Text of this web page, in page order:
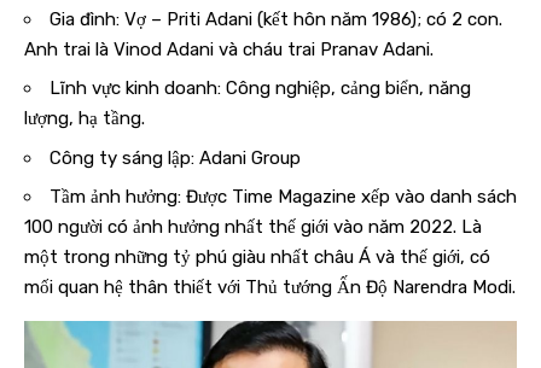
Gia đình: Vợ – Priti Adani (kết hôn năm 1986); có 2 con.
Anh trai là Vinod Adani và cháu trai Pranav Adani.
Lĩnh vực kinh doanh: Công nghiệp, cảng biển, năng
lượng, hạ tầng.
Công ty sáng lập: Adani Group
Tầm ảnh hưởng: Được Time Magazine xếp vào danh sách
100 người có ảnh hưởng nhất thế giới vào năm 2022. Là
một trong những tỷ phú giàu nhất châu Á và thế giới, có
mối quan hệ thân thiết với Thủ tướng Ấn Độ Narendra Modi.